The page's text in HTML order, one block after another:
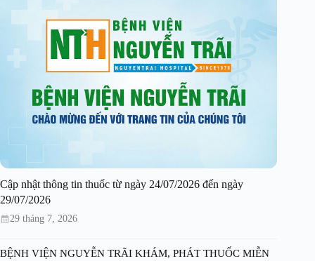
Cập nhật thông tin thuốc từ ngày 24/07/2026 đến ngày
29/07/2026
29 tháng 7, 2026
BỆNH VIỆN NGUYỄN TRÃI KHÁM, PHÁT THUỐC MIỄN